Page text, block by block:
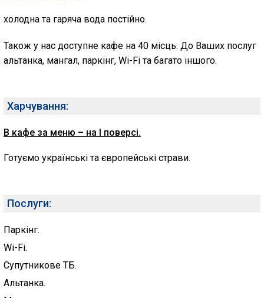
холодна та гаряча вода постійно.
Також у нас доступне кафе на 40 місць. До Ваших послуг
альтанка, мангал, паркінг, Wi-Fi та багато іншого.
Харчування:
В кафе за меню – на I поверсі.
Готуємо українські та європейські страви.
Послуги:
Паркінг.
Wi-Fi.
Супутникове ТБ.
Альтанка.